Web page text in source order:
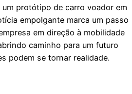
protótipo de carro voador em
empolgante marca um passo
em direção à mobilidade
caminho para um futuro
podem se tornar realidade.